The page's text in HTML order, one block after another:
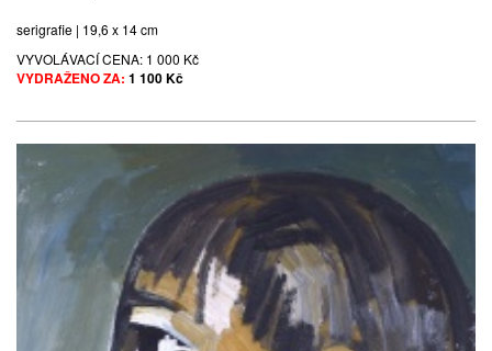
serigrafie | 19,6 x 14 cm
VYVOLÁVACÍ CENA: 1 000 Kč
VYDRAŽENO ZA: 1 100 Kč